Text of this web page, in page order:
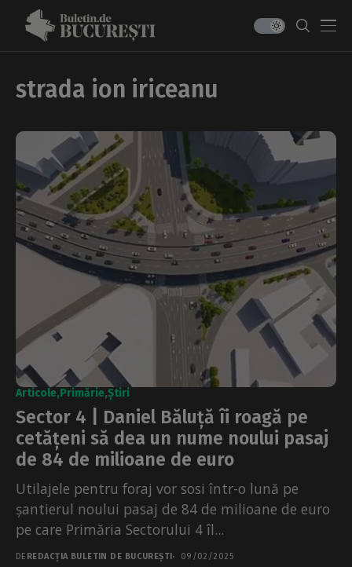
strada ion iriceanu
Articole Primărie Știri
Sector 4 | Daniel Băluță îi roagă pe
cetățeni să dea un nume noului pasaj
de 84 de milioane de euro
Utilajele pentru foraj vor sosi într-o lună pe
șantierul noului pasaj de 84 de milioane de euro
pe care Primăria Sectorului 4 îl...
DE REDACȚIA BULETIN DE BUCUREȘTI 09/02/2025